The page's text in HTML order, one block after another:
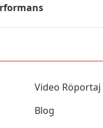
Video Röportaj
Blog